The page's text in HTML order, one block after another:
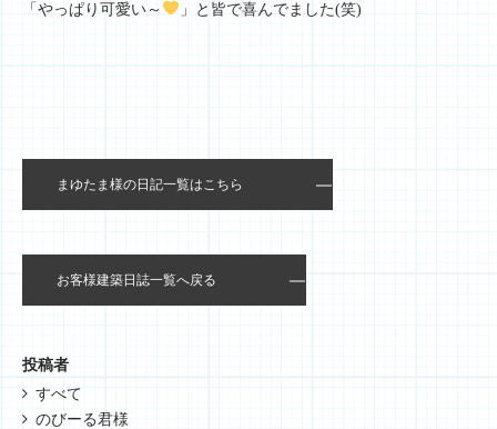
「やっぱり可愛い～
」と皆で喜んでました(笑)
まゆたま様の日記一覧はこちら
お客様建築日誌一覧へ戻る
投稿者
すべて
のびーる君様